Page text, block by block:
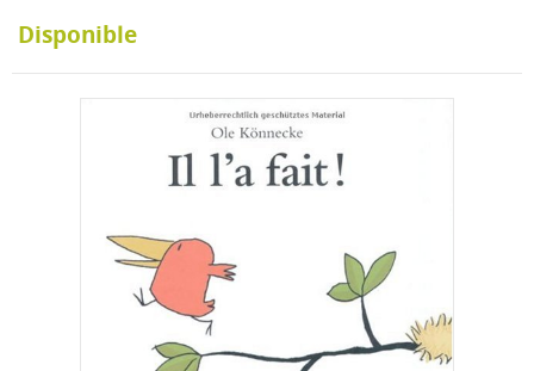
Disponible